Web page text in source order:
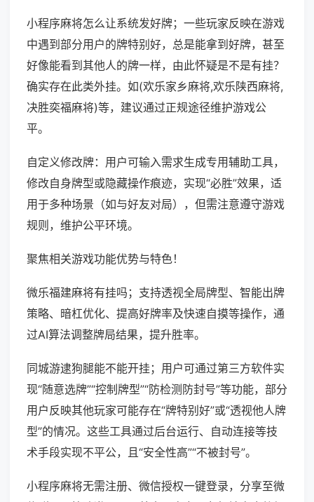
小程序麻将怎么让系统发好牌；一些玩家反映在游戏
中遇到部分用户的牌特别好，总是能拿到好牌，甚至
好像能看到其他人的牌一样，由此怀疑是不是有挂？
确实存在此类外挂。如(欢乐家乡麻将,欢乐陕西麻将,
决胜奕福麻将)等，建议通过正规途径维护游戏公
平。
自定义修改牌：用户可输入需求生成专用辅助工具，
修改自身牌型或隐藏操作痕迹，实现“必胜”效果，适
用于多种场景（如与好友对局），但需注意遵守游戏
规则，维护公平环境。
聚焦相关游戏功能优势与特色！
微乐福建麻将有挂吗；支持透视全局牌型、智能出牌
策略、暗杠优化、提高好牌率及快速自摸等操作，通
过AI算法调整牌局结果，提升胜率。
同城游逮狗腿能不能开挂；用户可通过第三方软件实
现“随意选牌”“控制牌型”“防检测防封号”等功能，部分
用户反映其他玩家可能存在“牌特别好”或“透视他人牌
型”的情况。这些工具通过后台运行、自动连接等技
术手段实现不平公，且“安全性高”“不被封号”。
小程序麻将无需注册、微信授权一键登录，分享至微